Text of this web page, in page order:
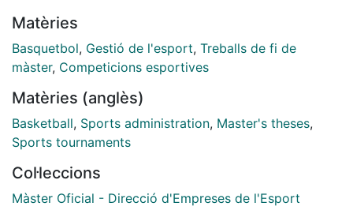
dels aficionats o si només són tòpics. També és
important estudiar les situacions d’aquestes
associacions per veure si són antagòniques o poden
l’altre el que millor saben fer. En aquest sentit, un dels
objectius és que es puguin extreure conclusions per
aplicar-les a aquestes dues lligues.
Matèries
Basquetbol, Gestió de l'esport, Treballs de fi de
màster, Competicions esportives
Matèries (anglès)
Basketball, Sports administration, Master's theses,
Sports tournaments
Col·leccions
Màster Oficial - Direcció d'Empreses de l'Esport